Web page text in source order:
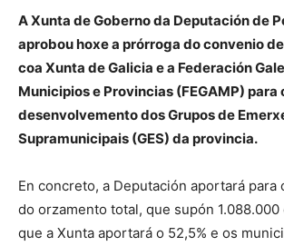
A Xunta de Goberno da Deputación de
aprobou hoxe a prórroga do convenio
coa Xunta de Galicia e a Federación
Municipios e Provincias (FEGAMP) para
desenvolvemento dos Grupos de
Supramunicipais (GES) da provincia.
En concreto, a Deputación aportará para
do orzamento total, que supón
que a Xunta aportará o 52,5% e os